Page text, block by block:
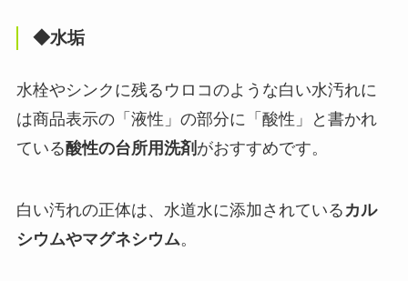
◆水垢
水栓やシンクに残るウロコのような白い水汚れに
は商品表示の「液性」の部分に「酸性」と書かれ
ている酸性の台所用洗剤 がおすすめです。
白い汚れの正体は、水道水に添加されている カル
シウムやマグネシウム。